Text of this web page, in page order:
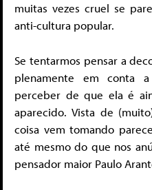
muitas vezes cruel se
anti-cultura popular.
Se tentarmos pensar a
plenamente em conta a
perceber de que ela é
aparecido. Vista de
coisa vem tomando
até mesmo do que nos
pensador maior Paulo